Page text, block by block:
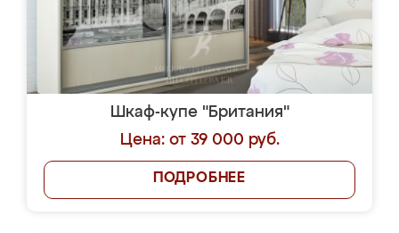
Шкаф-купе "Британия"
Цена: от 39 000 руб.
ПОДРОБНЕЕ